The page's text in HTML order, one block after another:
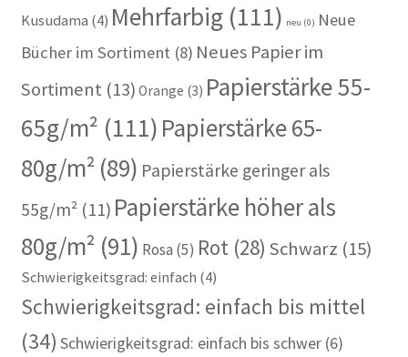
Kusudama (4) Mehrfarbig(111) neu (0) Neue
Bücher im Sortiment (8) Neues Papier im
Sortiment(13) Orange (3) Papierstärke 55-
65g/m² (111) Papierstärke 65-
80g/m²(89) Papierstärke geringer als
55g/m²(11) Papierstärke höher als
80g/m² (91) Rosa (5) Rot(28) Schwarz (15)
Schwierigkeitsgrad: einfach (4)
Schwierigkeitsgrad: einfach bis mittel
(34) Schwierigkeitsgrad: einfach bis schwer(6)